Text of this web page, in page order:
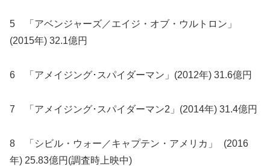
5 「アベンジャーズ／エイジ・オブ・ウルトロン」
(2015年) 32.1億円
6 「アメイジング･スパイダーマン」(2012年) 31.6億円
7 「アメイジング･スパイダーマン2」(2014年) 31.4億円
8 「シビル・ウォー／キャプテン・アメリカ」 (2016
年) 25.83億円(調査時上映中)